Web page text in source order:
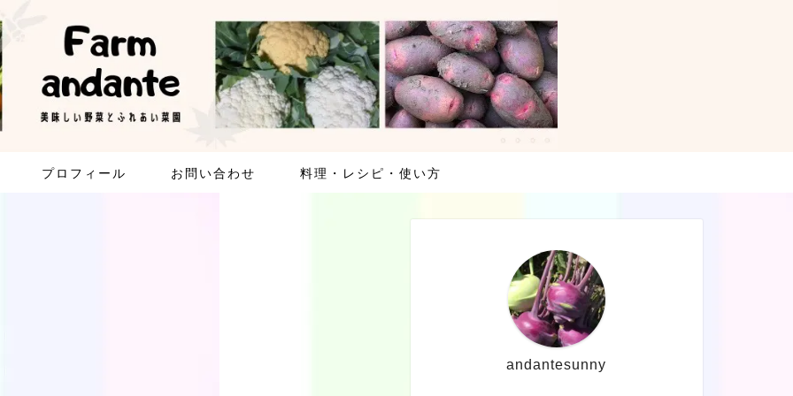
プロフィール お問い合わせ 料理・レシピ・使い方
andantesunny